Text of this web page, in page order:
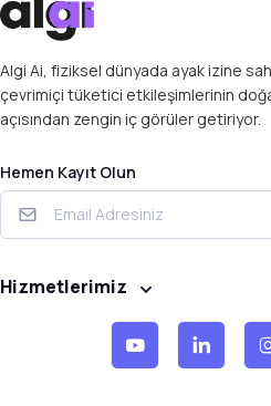
Algi Ai, fiziksel dünyada ayak izine
çevrimiçi tüketici etkileşimlerinin
açısından zengin iç görüler getiriyor.
Hemen Kayıt Olun
Hizmetlerimiz